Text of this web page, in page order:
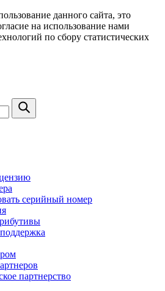
данного сайта, это
на использование нами
по сбору статистических
серийный номер
партнерство